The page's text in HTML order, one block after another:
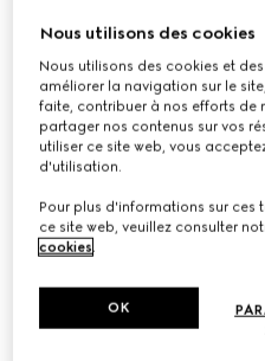
Lunettes de soleil ovales
€ 245
Déclinaisonsnoir
Nous utilisons des cookies
Nous utilisons des cookies et
améliorer la navigation sur le
faite, contribuer à nos efforts de
partager nos contenus sur vos
utiliser ce site web, vous
d'utilisation.
Pour plus d'informations sur ces
ce site web, veuillez consulter
cookies.
OK